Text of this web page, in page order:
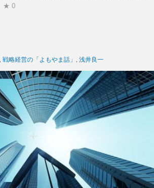
★ 0
戦略経営の「よもやま話」 浅井良一